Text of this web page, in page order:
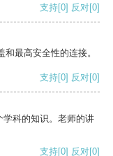
支持[0] 反对[0]
最高安全性的连接。
支持[0] 反对[0]
科的知识。老师的讲
支持[0] 反对[0]